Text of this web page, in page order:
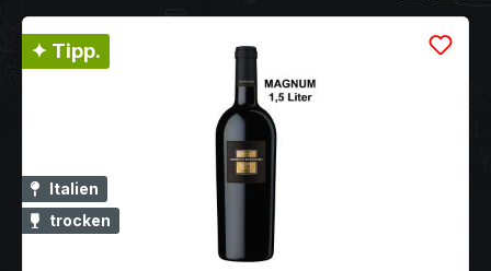
✦ Tipp.
Italien
trocken